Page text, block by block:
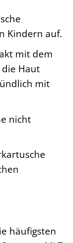
Kindern auf.
mit dem
Haut
mit
nicht
häufigsten